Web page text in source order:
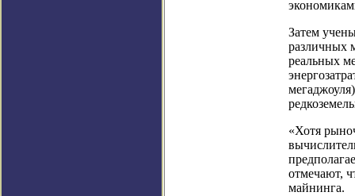
Затем
различных
реальных
«Хотя
отмечают,
майнинга.